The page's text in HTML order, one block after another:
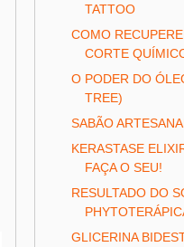
TATTOO
COMO
CORTE
O PODER DO
TREE)
SABÃO
KERASTASE
FAÇA O SEU!
RESULTADO DO
GLICERINA